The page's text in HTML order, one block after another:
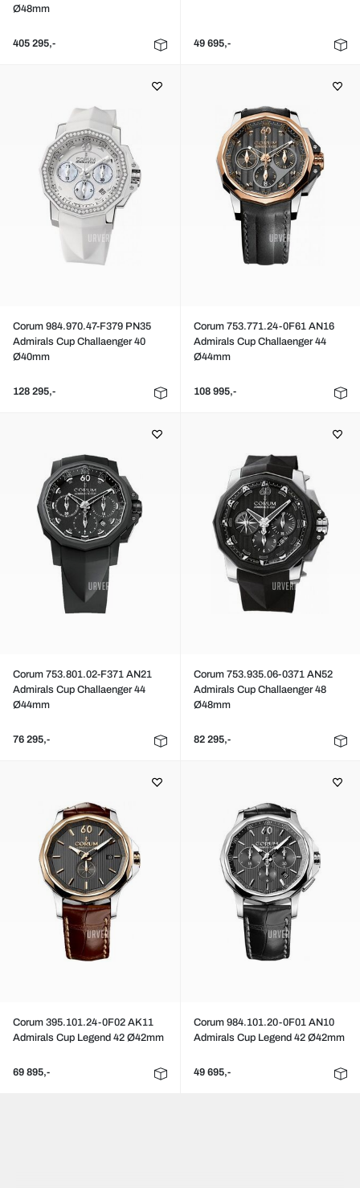
Ø48mm
405 295,- 49 695,-
Corum 984.970.47-F379 PN35
Admirals Cup Challaenger 40
Ø40mm
128 295,-
Corum 753.771.24-0F61 AN16
Admirals Cup Challaenger 44
Ø44mm
108 995,-
Corum 753.801.02-F371 AN21
Admirals Cup Challaenger 44
Ø44mm
76 295,-
Corum 753.935.06-0371 AN52
Admirals Cup Challaenger 48
Ø48mm
82 295,-
Corum 395.101.24-0F02 AK11
Admirals Cup Legend 42 Ø42mm
69 895,-
Corum 984.101.20-0F01 AN10
Admirals Cup Legend 42 Ø42mm
49 695,-